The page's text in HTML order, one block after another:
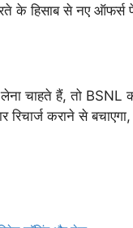
के हिसाब से नए ऑफर्स
चाहते हैं, तो BSNL
कराने से